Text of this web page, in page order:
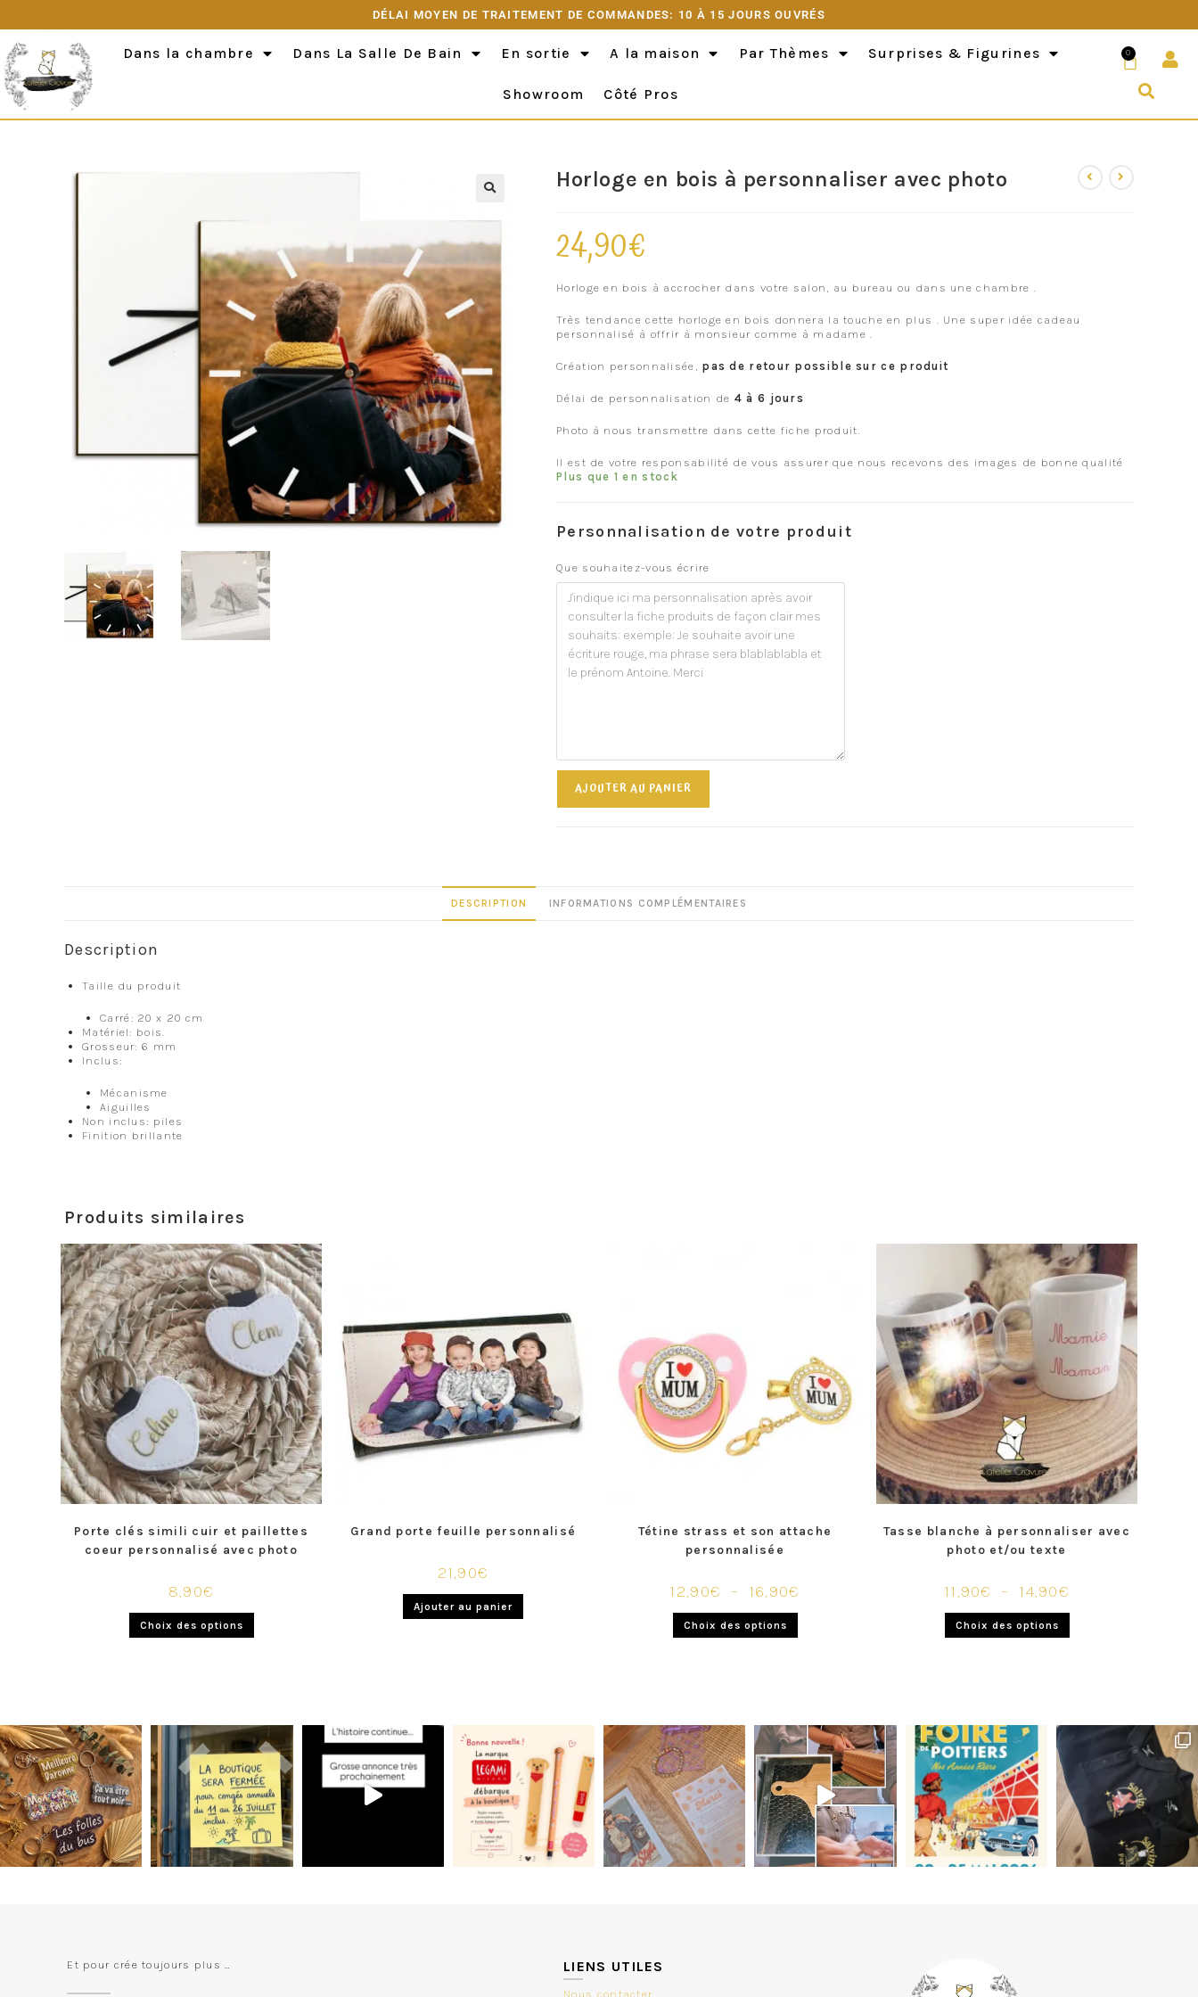
DÉLAI MOYEN DE TRAITEMENT DE COMMANDES: 10 À 15 JOURS OUVRÉS
Dans la chambre Dans La Salle De Bain En sortie A la maison Par Thèmes Surprises & Figurines
Showroom Côté Pros
0
Horloge en bois à personnaliser avec photo
24,90€
Horloge en bois à accrocher dans votre salon, au bureau ou dans une chambre .
Très tendance cette horloge en bois donnera la touche en plus . Une super idée cadeau
personnalisé à offrir à monsieur comme à madame .
Création personnalisée, pas de retour possible sur ce produit
Délai de personnalisation de 4 à 6 jours
Photo à nous transmettre dans cette fiche produit.
Il est de votre responsabilité de vous assurer que nous recevons des images de bonne qualité
Plus que 1 en stock
Personnalisation de votre produit
Que souhaitez-vous écrire
AJOUTER AU PANIER
DESCRIPTION INFORMATIONS COMPLÉMENTAIRES
Description
Taille du produit
Carré: 20 x 20 cm
Matériel: bois.
Grosseur: 6 mm
Inclus:
Mécanisme
Aiguilles
Non inclus: piles
Finition brillante
Produits similaires
Porte clés simili cuir et paillettes
coeur personnalisé avec photo
8,90€
Choix des options
Grand porte feuille personnalisé
21,90€
Ajouter au panier
Tétine strass et son attache
personnalisée
12,90€ – 16,90€
Choix des options
Tasse blanche à personnaliser avec
photo et/ou texte
11,90€ – 14,90€
Choix des options
Et pour crée toujours plus … LIENS UTILES
Nous contacter